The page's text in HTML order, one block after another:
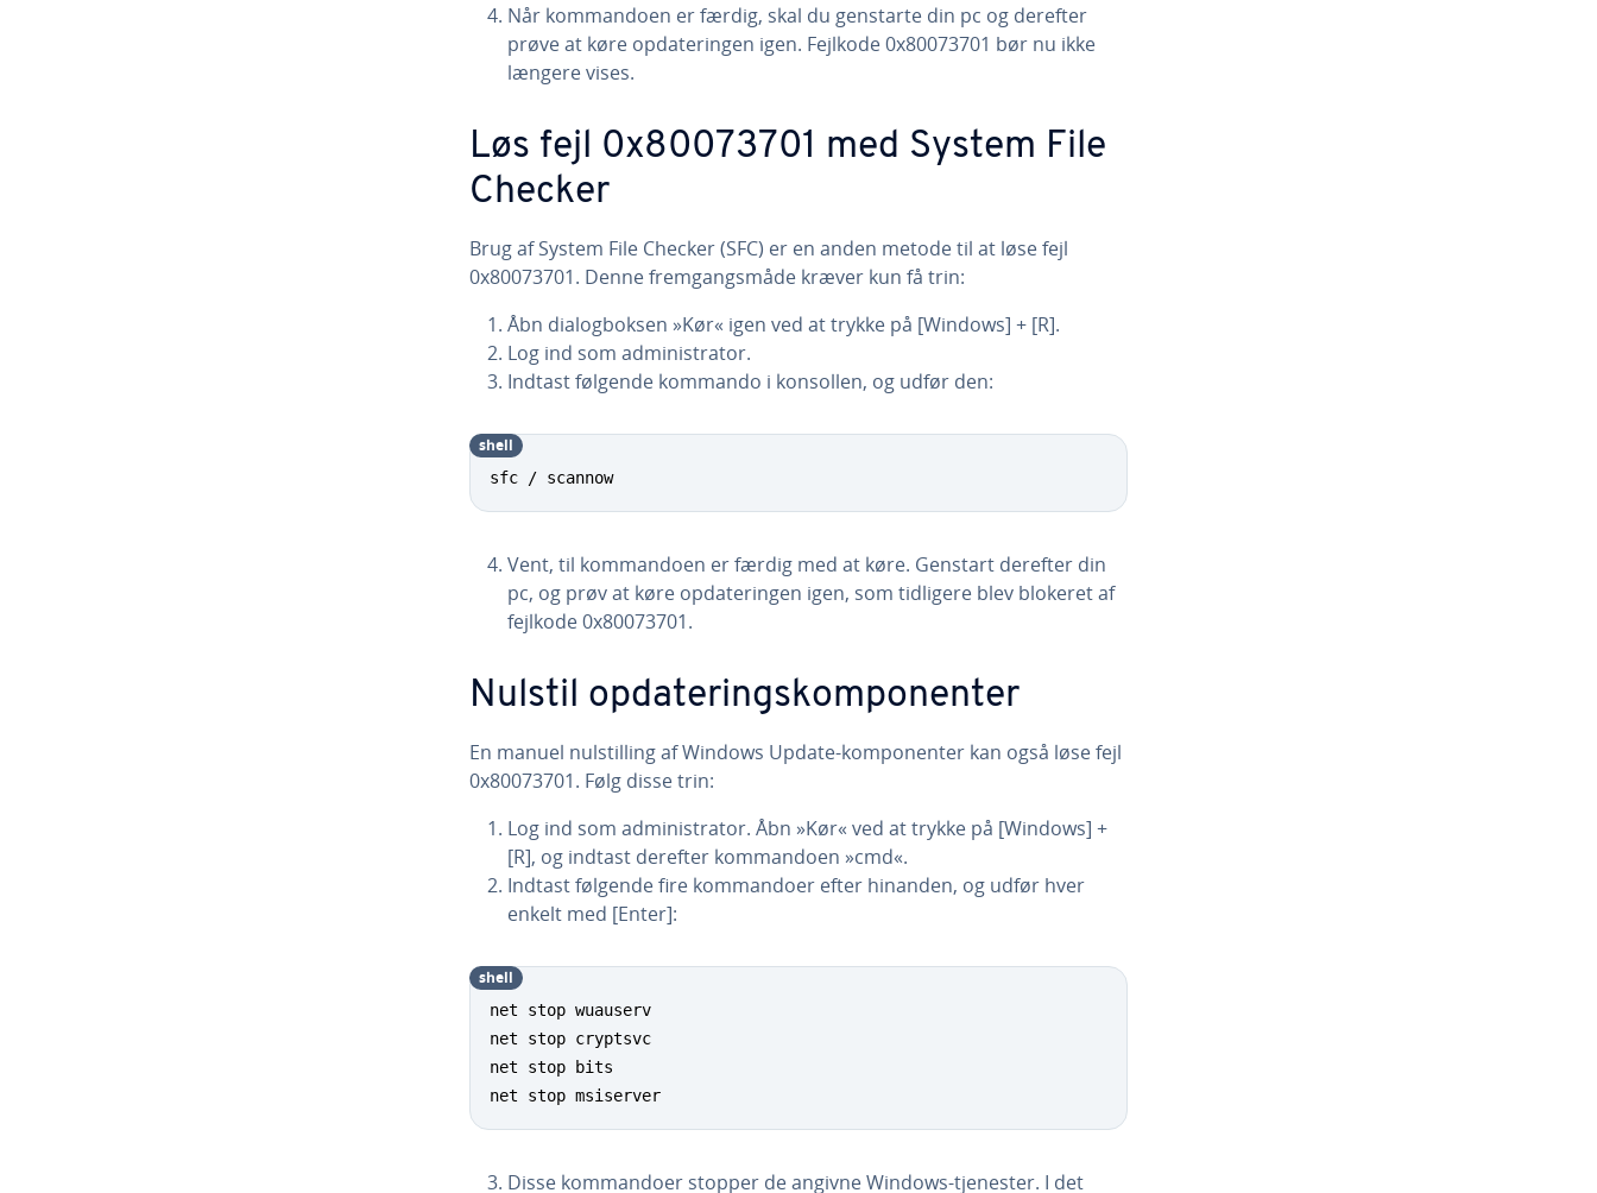
Når kom­man­do­en er færdig, skal du genstarte din pc og derefter
prøve at køre op­da­te­rin­gen igen. Fejlkode 0x80073701 bør nu ikke
længere vises.
Løs fejl 0x80073701 med System File
Checker
Brug af System File Checker (SFC) er en anden metode til at løse fejl
0x80073701. Denne frem­gangs­må­de kræver kun få trin:
Åbn di­a­log­bok­sen »Kør« igen ved at trykke på [Windows] + [R].
Log ind som ad­mi­ni­stra­tor.
Indtast følgende kommando i konsollen, og udfør den:
sfc / scannow
shell
Vent, til kom­man­do­en er færdig med at køre. Genstart derefter din
pc, og prøv at køre op­da­te­rin­gen igen, som tidligere blev blokeret af
fejlkode 0x80073701.
Nulstil op­da­te­rings­kom­po­nen­ter
En manuel nulstil­ling af Windows Update-kom­po­nen­ter kan også løse fejl
0x80073701. Følg disse trin:
Log ind som ad­mi­ni­stra­tor. Åbn »Kør« ved at trykke på [Windows] +
[R], og indtast derefter kom­man­do­en »cmd«.
Indtast følgende fire kom­man­do­er efter hinanden, og udfør hver
enkelt med [Enter]:
net stop wuauserv
net stop cryptsvc
net stop bits
net stop msiserver
shell
Disse kom­man­do­er stopper de angivne Windows-tjenester. I det